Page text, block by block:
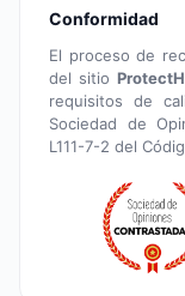
Conformidad
El proceso de
del sitio
requisitos de
Sociedad de
L111-7-2 del